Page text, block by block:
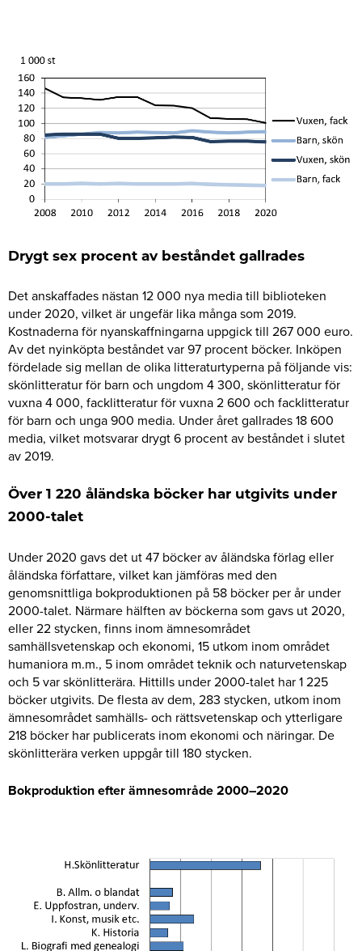
Drygt sex procent av beståndet gallrades
Det anskaffades nästan 12 000 nya media till biblioteken
under 2020, vilket är ungefär lika många som 2019.
Kostnaderna för nyanskaffningarna uppgick till 267 000 euro.
Av det nyinköpta beståndet var 97 procent böcker. Inköpen
fördelade sig mellan de olika litteraturtyperna på följande vis:
skönlitteratur för barn och ungdom 4 300, skönlitteratur för
vuxna 4 000, facklitteratur för vuxna 2 600 och facklitteratur
för barn och unga 900 media. Under året gallrades 18 600
media, vilket motsvarar drygt 6 procent av beståndet i slutet
av 2019.
Över 1 220 åländska böcker har utgivits under
2000-talet
Under 2020 gavs det ut 47 böcker av åländska förlag eller
åländska författare, vilket kan jämföras med den
genomsnittliga bokproduktionen på 58 böcker per år under
2000-talet. Närmare hälften av böckerna som gavs ut 2020,
eller 22 stycken, finns inom ämnesområdet
samhällsvetenskap och ekonomi, 15 utkom inom området
humaniora m.m., 5 inom området teknik och naturvetenskap
och 5 var skönlitterära. Hittills under 2000-talet har 1 225
böcker utgivits. De flesta av dem, 283 stycken, utkom inom
ämnesområdet samhälls- och rättsvetenskap och ytterligare
218 böcker har publicerats inom ekonomi och näringar. De
skönlitterära verken uppgår till 180 stycken.
Bokproduktion efter ämnesområde 2000–2020